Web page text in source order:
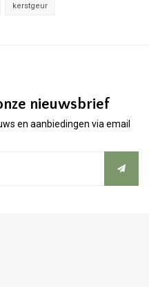
kerstgeur
nieuwsbrief
en aanbiedingen via email